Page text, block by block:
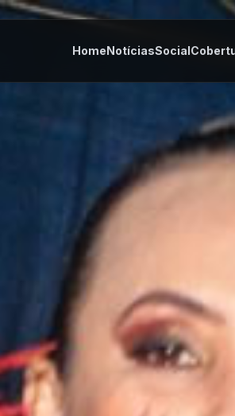
HomeNotíciasSocial